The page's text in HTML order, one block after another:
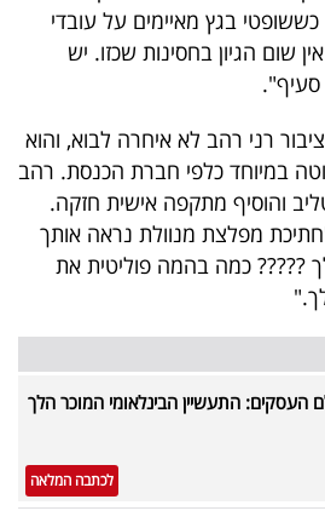
בגץ מאיימים על עובדי
שום הגיון בחסינות שכזו. יש
סעיף".
רני רהב לא איחרה לבוא, והוא
במיוחד כלפי חברת הכנסת. רהב
והוסיף מתקפה אישית חזקה.
מפלצת מנוולת נראה אותך
????? כמה בהמה פוליטית את
העסקים: התעשיין הבינלאומי המוכר הלך
לכתבה המלאה